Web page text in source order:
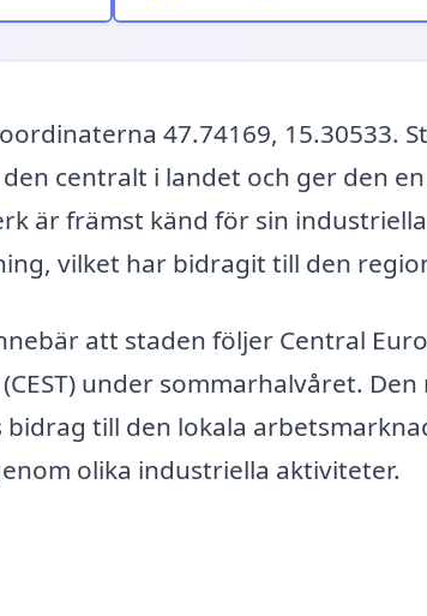
47.74169, 15.30533.
centralt i landet och ger den
är främst känd för sin
vilket har bidragit till den
att staden följer Central
under sommarhalvåret.
till den lokala
olika industriella aktiviteter.